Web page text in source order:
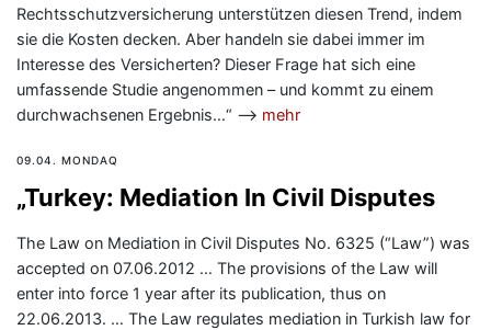
Rechtsschutzversicherung unterstützen diesen Trend, indem
sie die Kosten decken. Aber handeln sie dabei immer im
Interesse des Versicherten? Dieser Frage hat sich eine
umfassende Studie angenommen – und kommt zu einem
durchwachsenen Ergebnis…“ —> mehr
09.04. MONDAQ
„Turkey: Mediation In Civil Disputes
The Law on Mediation in Civil Disputes No. 6325 (“Law”) was
accepted on 07.06.2012 … The provisions of the Law will
enter into force 1 year after its publication, thus on
22.06.2013. … The Law regulates mediation in Turkish law for